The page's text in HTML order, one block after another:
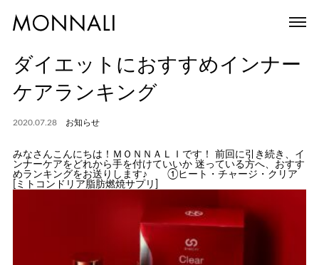
ダイエットにおすすめインナー
ケアランキング
2020.07.28 お知らせ
みなさんこんにちは！ＭＯＮＮＡＬＩです！ 前回に引き続き、イ
ンナーケアをどれから手を付けていいか 迷っている方へ、おすす
めランキングをお送りします♪ ①ヒート・チャージ・クリア
[ミトコンドリア脂肪燃焼サプリ]